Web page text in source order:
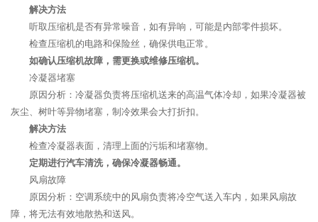
解决方法
听取压缩机是否有异常噪音，如有异响，可能是内部零件损坏。
检查压缩机的电路和保险丝，确保供电正常。
如确认压缩机故障，需更换或维修压缩机。
冷凝器堵塞
原因分析：冷凝器负责将压缩机送来的高温气体冷却，如果冷凝器被
灰尘、树叶等异物堵塞，制冷效果会大打折扣。
解决方法
检查冷凝器表面，清理上面的污垢和堵塞物。
定期进行汽车清洗，确保冷凝器畅通。
风扇故障
原因分析：空调系统中的风扇负责将冷空气送入车内，如果风扇故
障，将无法有效地散热和送风。